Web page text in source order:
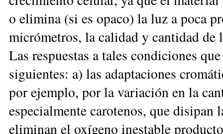
o elimina (si es opaco) la luz a poca
micrómetros, la calidad y cantidad de
Las respuestas a tales condiciones
siguientes: a) las adaptaciones
por ejemplo, por la variación en la
especialmente carotenos, que disipan
eliminan el oxígeno inestable